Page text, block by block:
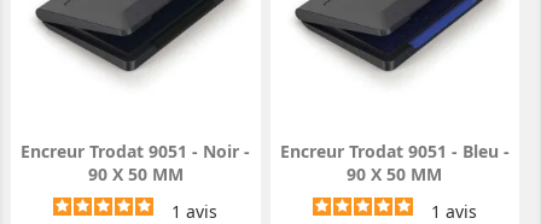
Encreur Trodat 9051 - Noir -
90 X 50 MM
1avis
Encreur Trodat 9051 - Bleu -
90 X 50 MM
1 avis